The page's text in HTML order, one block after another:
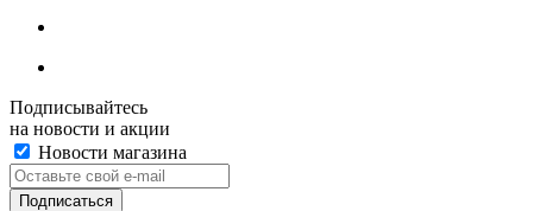
Подписывайтесь
на новости и акции
Новости магазина